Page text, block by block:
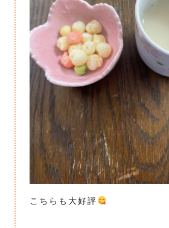
こちらも大好評